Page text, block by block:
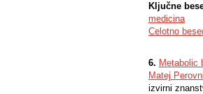
Ključne
medicina
Celotno
6. Metabolic
Matej
izvirni